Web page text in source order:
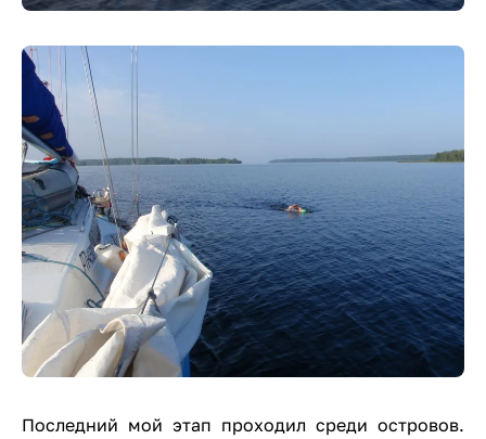
Последний мой этап проходил среди островов.